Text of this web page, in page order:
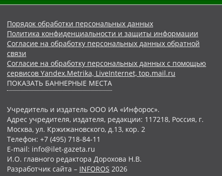
Порядок обработки персональных данных
Политика конфиденциальности и защиты информации
Согласие на обработку персональных данных обратной
связи
Согласие на обработку персональных данных с помощью
сервисов Yandex.Metrika, LiveInternet, top.mail.ru
ПОКАЗАТЬ БАННЕРНЫЕ МЕСТА
Учредитель и издатель ООО ИА «Инфорос».
Адрес учредителя, издателя, редакции: 117218, Россия, г.
Москва, ул. Кржижановского, д.13, кор. 2
Телефон: +7 (495) 718-84-11
E-mail: info@ilet-gazeta.ru
И.О. главного редактора Дорохова Н.В.
Разработчик сайта – INFOROS 2026